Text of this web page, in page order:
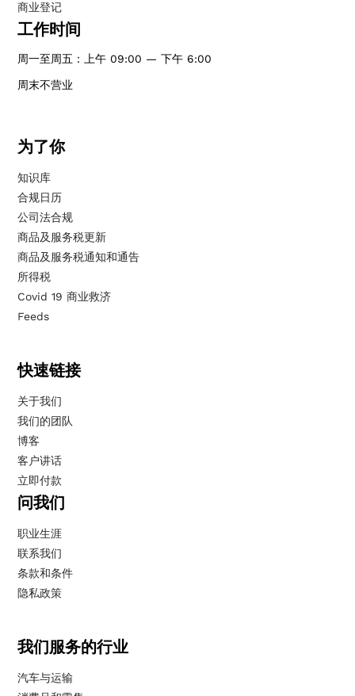
商业登记
工作时间
周一至周五：上午 09:00 — 下午 6:00
周末不营业
为了你
知识库
合规日历
公司法合规
商品及服务税更新
商品及服务税通知和通告
所得税
Covid 19 商业救济
Feeds
快速链接
关于我们
我们的团队
博客
客户讲话
立即付款
问我们
职业生涯
联系我们
条款和条件
隐私政策
我们服务的行业
汽车与运输